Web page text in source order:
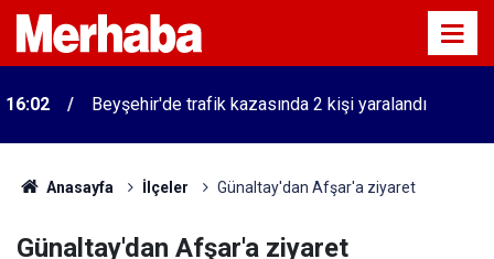
16:02 Beyşehir'de trafik kazasında 2 kişi yaralandı
Anasayfa İlçeler Günaltay'dan Afşar'a ziyaret
Günaltay'dan Afşar'a ziyaret